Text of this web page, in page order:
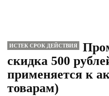
ИСТЕК СРОК ДЕЙСТВИЯ
скидка 500
применяется к
товарам)